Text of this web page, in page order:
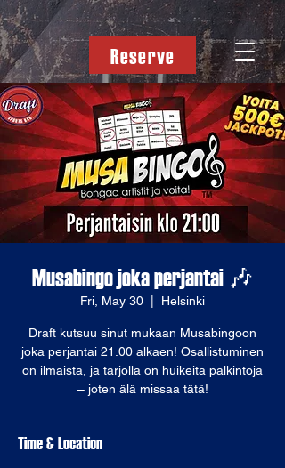
Reserve
Musabingo joka perjantai 🎶
Fri, May 30 Helsinki
Draft kutsuu sinut mukaan Musabingoon
joka perjantai 21.00 alkaen! Osallistuminen
on ilmaista, ja tarjolla on huikeita palkintoja
Time & Location